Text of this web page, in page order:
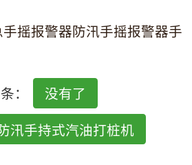
摇报警器防汛手摇报警器手
：
没有了
汛手持式汽油打桩机